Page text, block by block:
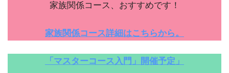
家族関係コース、おすすめです！
家族関係コース詳細はこちらから。
「マスターコース入門」開催予定」